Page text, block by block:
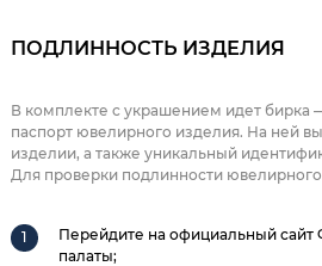
ПОДЛИННОСТЬ ИЗДЕЛИЯ
В комплекте с украшением идет
паспорт ювелирного изделия. На ней
изделии, а также уникальный
Для проверки подлинности
Перейдите на официальный
палаты;